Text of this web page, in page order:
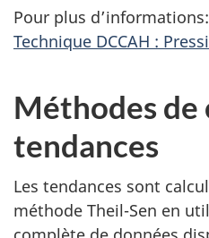
Pour plus d’informations:
Technique DCCAH :
Méthodes de
tendances
Les tendances sont
méthode Theil-Sen en